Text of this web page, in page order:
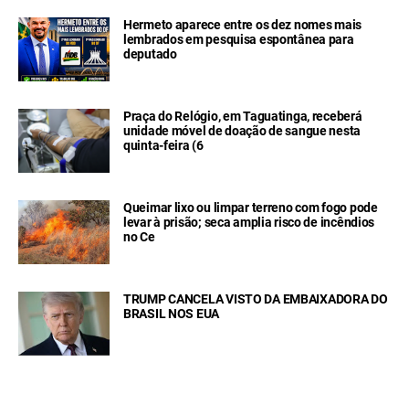
Hermeto aparece entre os dez nomes mais
lembrados em pesquisa espontânea para
deputado
Praça do Relógio, em Taguatinga, receberá
unidade móvel de doação de sangue nesta
quinta-feira (6
Queimar lixo ou limpar terreno com fogo pode
levar à prisão; seca amplia risco de incêndios
no Ce
TRUMP CANCELA VISTO DA EMBAIXADORA DO
BRASIL NOS EUA